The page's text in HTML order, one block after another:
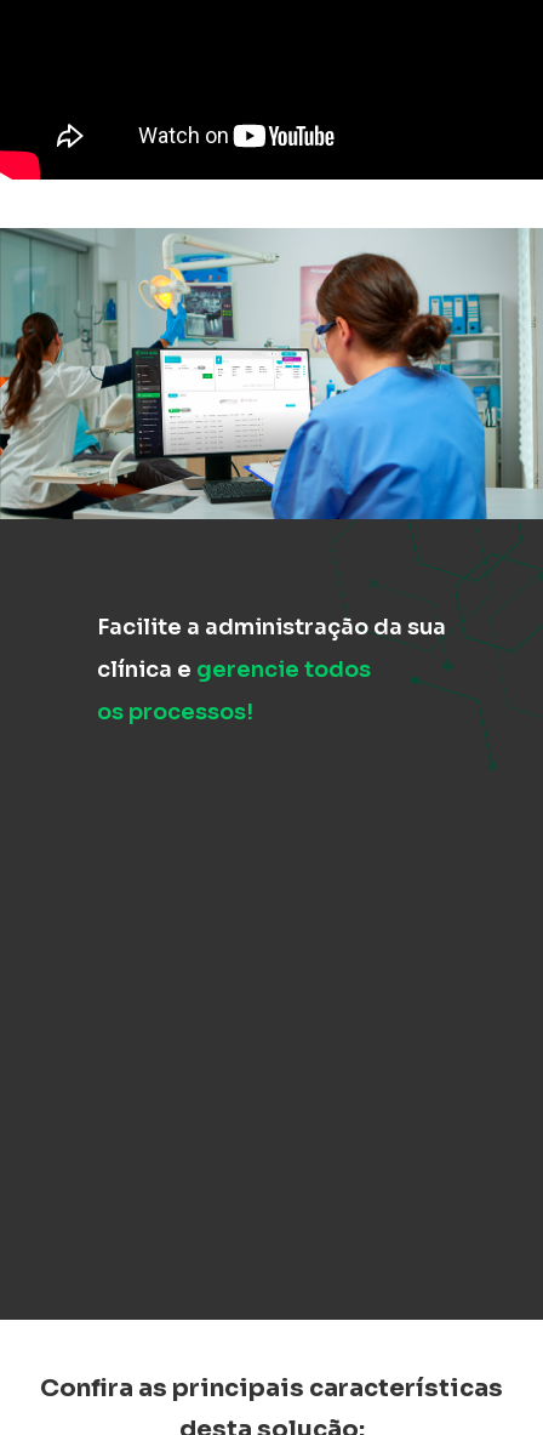
Facilite a administração da sua
clínica e gerencie todos
os processos!
Confira as principais características